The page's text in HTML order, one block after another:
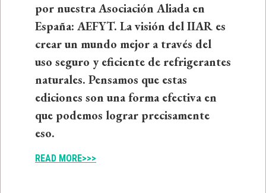
por nuestra Asociación Aliada en
España: AEFYT. La visión del IIAR es
crear un mundo mejor a través del
uso seguro y eficiente de refrigerantes
naturales. Pensamos que estas
ediciones son una forma efectiva en
que podemos lograr precisamente
eso.
READ MORE>>>